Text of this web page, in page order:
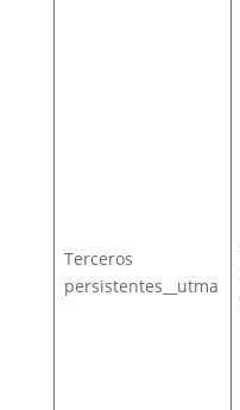
Terceros
persistentes__utma